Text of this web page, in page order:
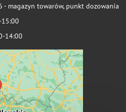
- magazyn towarów, punkt dozowania